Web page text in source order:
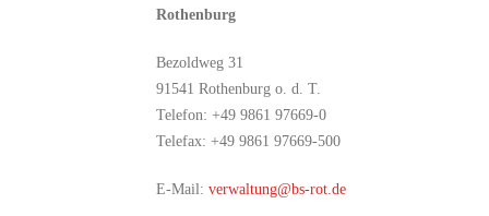
Rothenburg
Bezoldweg 31
91541 Rothenburg o. d. T.
Telefon: +49 9861 97669-0
Telefax: +49 9861 97669-500
E-Mail:verwaltung@bs-rot.de